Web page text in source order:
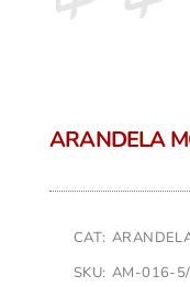
ARANDELA
CAT:
SKU: AM-016-